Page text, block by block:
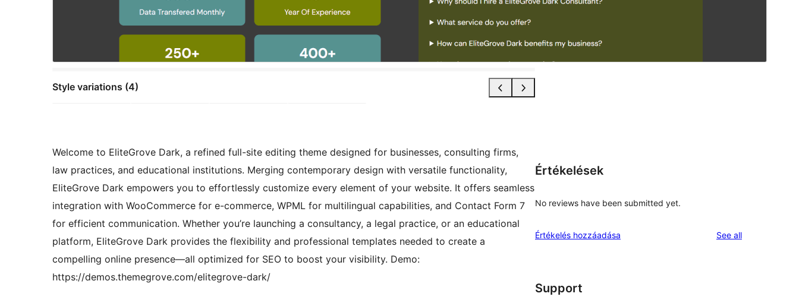
Style variations (4)
Welcome to EliteGrove Dark, a refined full-site editing theme designed for businesses, consulting firms,
law practices, and educational institutions. Merging contemporary design with versatile functionality,
EliteGrove Dark empowers you to effortlessly customize every element of your website. It offers seamless
integration with WooCommerce for e-commerce, WPML for multilingual capabilities, and Contact Form 7
for efficient communication. Whether you’re launching a consultancy, a legal practice, or an educational
platform, EliteGrove Dark provides the flexibility and professional templates needed to create a
compelling online presence—all optimized for SEO to boost your visibility. Demo:
https://demos.themegrove.com/elitegrove-dark/
Értékelések
No reviews have been submitted yet.
Értékelés hozzáadása See allreviews
Support